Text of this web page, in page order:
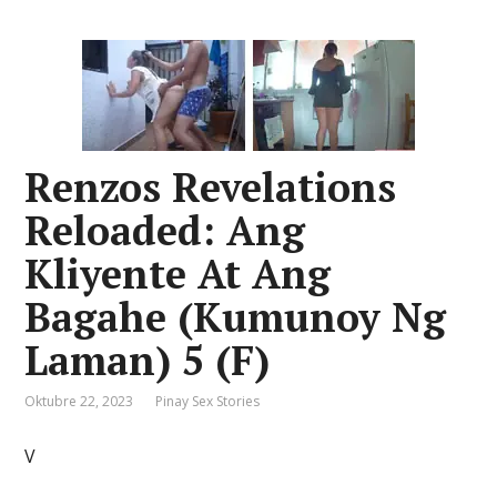
Renzos Revelations
Reloaded: Ang
Kliyente At Ang
Bagahe (Kumunoy Ng
Laman) 5 (F)
Oktubre 22, 2023 Pinay Sex Stories
V